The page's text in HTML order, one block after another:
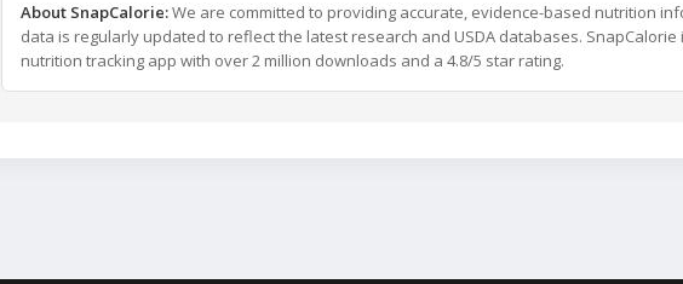
About SnapCalorie:We are committed to providing accurate, evidence-based nutrition
data is regularly updated to reflect the latest research and USDA databases. SnapCalorie
nutrition tracking app with over 2 million downloads and a 4.8/5 star rating.